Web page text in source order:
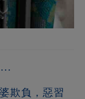
欺負，惡習